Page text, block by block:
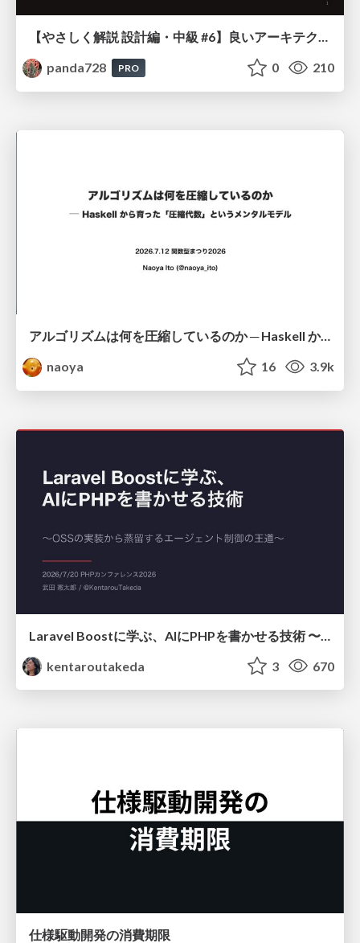
panda728
PRO 0 210
アルゴリズムは何を圧縮しているのか ─ Haskell から育った「圧縮代数」というメンタルモデル
naoya
16 3.9k
kentaroutakeda
3 670
仕様駆動開発の消費期限